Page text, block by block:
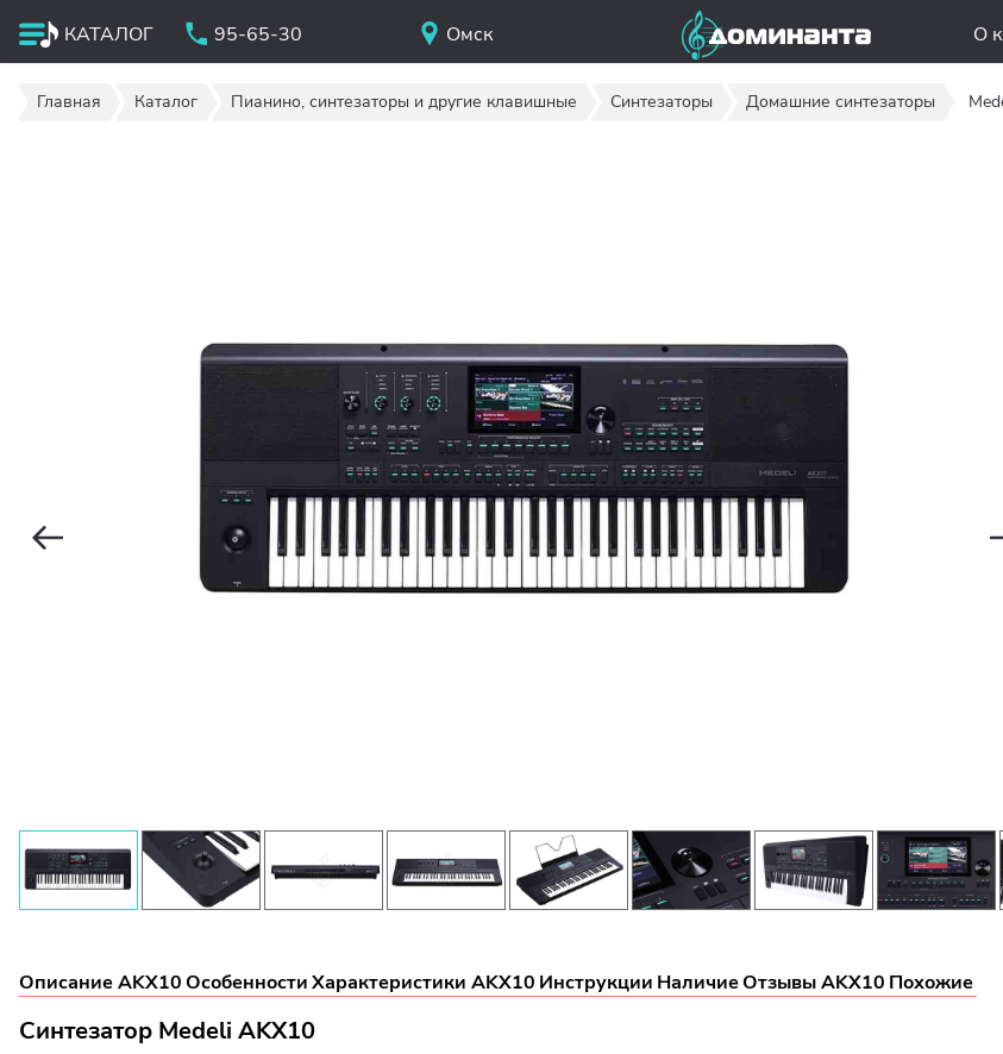
КАТАЛОГ 95-65-30 Омск О
Главная Каталог Пианино, синтезаторы и другие клавишные Синтезаторы Домашние синтезаторы
Описание AKX10ОсобенностиХарактеристики AKX10 Инструкции НаличиеОтзывы AKX10 Похожие
Синтезатор Medeli AKX10